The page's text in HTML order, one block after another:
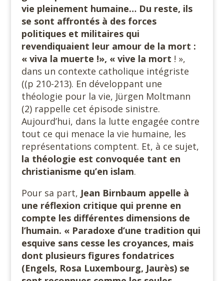
vie pleinement humaine… Du reste, ils
se sont affrontés à des forces
politiques et militaires qui
revendiquaient leur amour de la mort :
« viva la muerte !», « vive la mort ! »,
dans un contexte catholique intégriste
((p 210-213). En développant une
théologie pour la vie, Jürgen Moltmann
(2) rappelle cet épisode sinistre.
Aujourd’hui, dans la lutte engagée contre
tout ce qui menace la vie humaine, les
représentations comptent. Et, à ce sujet,
la théologie est convoquée tant en
christianisme qu’en islam.
Pour sa part, Jean Birnbaum appelle à
une réflexion critique qui prenne en
compte les différentes dimensions de
l’humain. « Paradoxe d’une tradition qui
esquive sans cesse les croyances, mais
dont plusieurs figures fondatrices
(Engels, Rosa Luxembourg, Jaurès) se